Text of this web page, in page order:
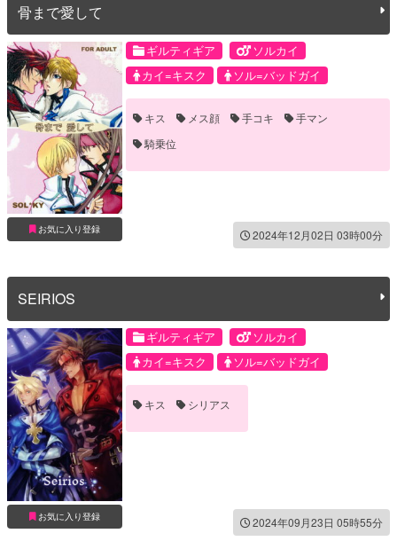
骨まで愛して
お気に入り登録
ギルティギア
ソルカイ
カイ=キスク
ソル=バッドガイ
キス メス顔 手コキ
手マン
騎乗位
2024年12月02日 03時00分
SEIRIOS
お気に入り登録
ギルティギア
ソルカイ
カイ=キスク
ソル=バッドガイ
キス シリアス
2024年09月23日 05時55分